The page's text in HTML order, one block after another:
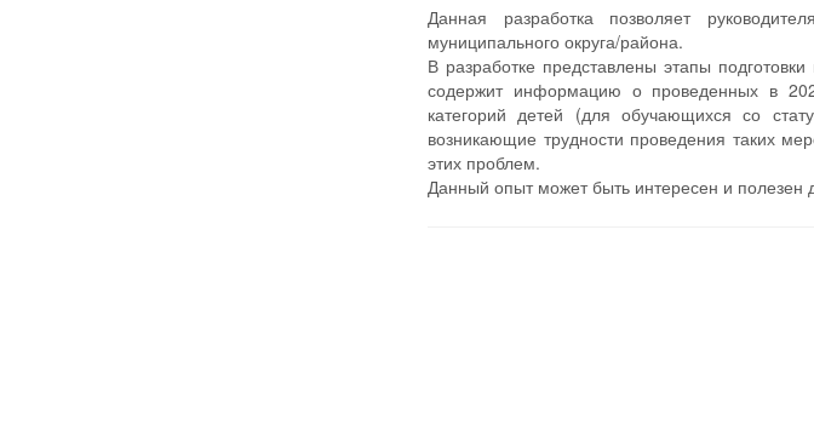
Данная разработка позволяет
муниципального округа/района.
В разработке представлены этапы
содержит информацию о проведенных в
категорий детей (для обучающихся со
возникающие трудности проведения таких
этих проблем.
Данный опыт может быть интересен и полезен